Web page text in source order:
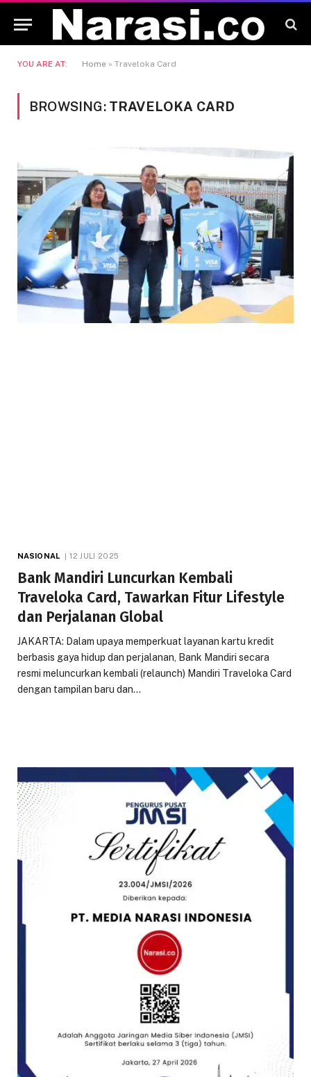
YOU ARE AT: Home » Traveloka Card
BROWSING: TRAVELOKA CARD
NASIONAL 12 JULI 2025
Bank Mandiri Luncurkan Kembali
Traveloka Card, Tawarkan Fitur Lifestyle
dan Perjalanan Global
JAKARTA: Dalam upaya memperkuat layanan kartu kredit
berbasis gaya hidup dan perjalanan, Bank Mandiri secara
resmi meluncurkan kembali (relaunch) Mandiri Traveloka Card
dengan tampilan baru dan…